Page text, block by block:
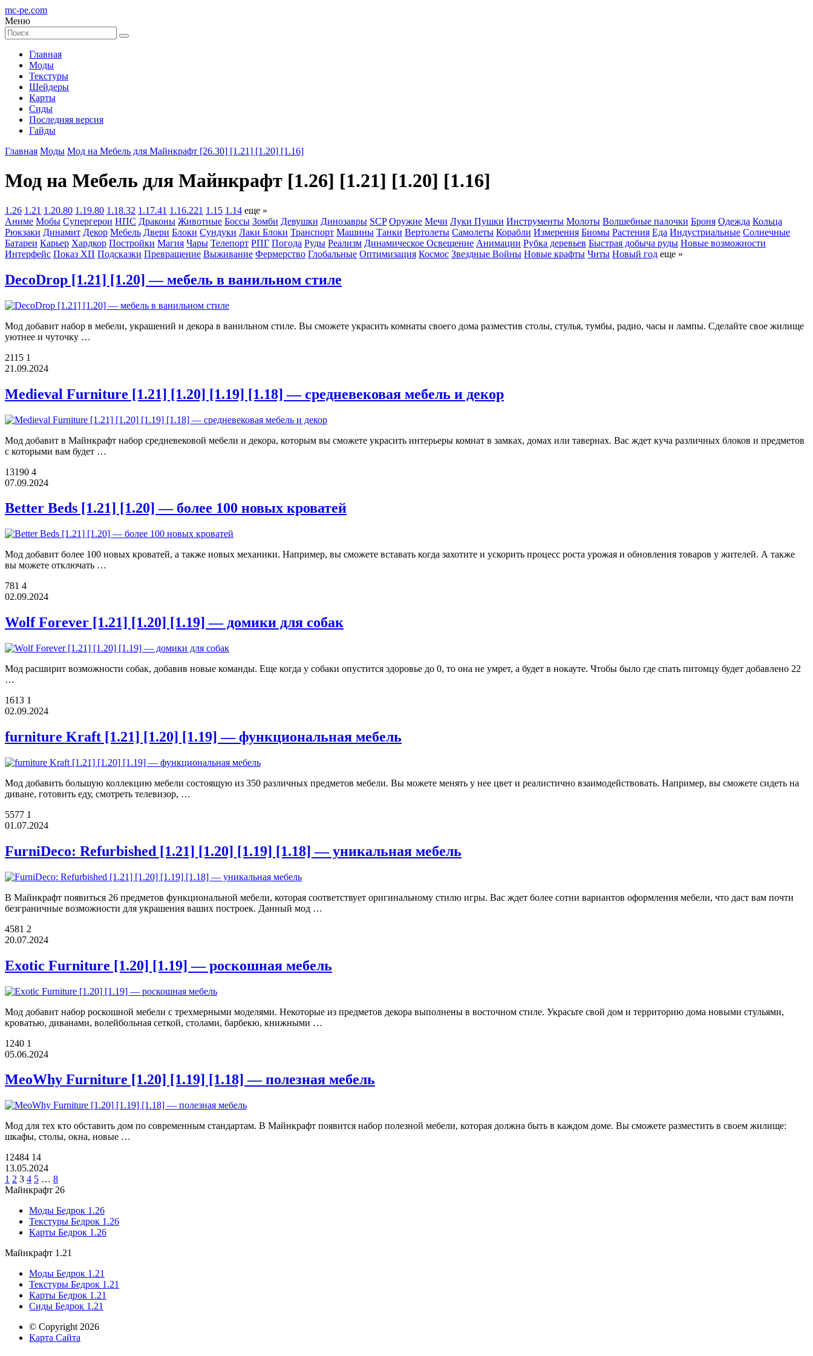
mc-pe.com
Меню
Главная
Моды
Текстуры
Шейдеры
Карты
Сиды
Последняя версия
Гайды
Главная Моды Мод на Мебель для Майнкрафт [26.30] [1.21] [1.20] [1.16]
Мод на Мебель для Майнкрафт [1.26] [1.21] [1.20] [1.16]
1.26 1.21 1.20.80 1.19.80 1.18.32 1.17.41 1.16.221 1.15 1.14 еще »
Аниме Мобы Супергерои НПС Драконы Животные Боссы Зомби Девушки Динозавры SCP Оружие Мечи Луки Пушки Инструменты Молоты Волшебные палочки Броня Одежда Кольца
Рюкзаки Динамит Декор Мебель Двери Блоки Сундуки Лаки Блоки Транспорт Машины Танки Вертолеты Самолеты Корабли Измерения Биомы Растения Еда Индустриальные Солнечные
Батареи Карьер Хардкор Постройки Магия Чары Телепорт РПГ Погода Руды Реализм Динамическое Освещение Анимации Рубка деревьев Быстрая добыча руды Новые возможности
Интерфейс Показ ХП Подсказки Превращение Выживание Фермерство Глобальные Оптимизация Космос Звездные Войны Новые крафты Читы Новый год еще »
DecoDrop [1.21] [1.20] — мебель в ванильном стиле
Мод добавит набор в мебели, украшений и декора в ванильном стиле. Вы сможете украсить комнаты своего дома разместив столы, стулья, тумбы, радио, часы и лампы. Сделайте свое жилище
уютнее и чуточку …
2115 1
21.09.2024
Medieval Furniture [1.21] [1.20] [1.19] [1.18] — средневековая мебель и декор
Мод добавит в Майнкрафт набор средневековой мебели и декора, которым вы сможете украсить интерьеры комнат в замках, домах или тавернах. Вас ждет куча различных блоков и предметов
с которыми вам будет …
13190 4
07.09.2024
Better Beds [1.21] [1.20] — более 100 новых кроватей
Мод добавит более 100 новых кроватей, а также новых механики. Например, вы сможете вставать когда захотите и ускорить процесс роста урожая и обновления товаров у жителей. А также
вы можете отключать …
781 4
02.09.2024
Wolf Forever [1.21] [1.20] [1.19] — домики для собак
Мод расширит возможности собак, добавив новые команды. Еще когда у собаки опустится здоровье до 0, то она не умрет, а будет в нокауте. Чтобы было где спать питомцу будет добавлено 22
…
1613 1
02.09.2024
furniture Kraft [1.21] [1.20] [1.19] — функциональная мебель
Мод добавить большую коллекцию мебели состоящую из 350 различных предметов мебели. Вы можете менять у нее цвет и реалистично взаимодействовать. Например, вы сможете сидеть на
диване, готовить еду, смотреть телевизор, …
5577 1
01.07.2024
FurniDeco: Refurbished [1.21] [1.20] [1.19] [1.18] — уникальная мебель
В Майнкрафт появиться 26 предметов функциональной мебели, которая соответствует оригинальному стилю игры. Вас ждет более сотни вариантов оформления мебели, что даст вам почти
безграничные возможности для украшения ваших построек. Данный мод …
4581 2
20.07.2024
Exotic Furniture [1.20] [1.19] — роскошная мебель
Мод добавит набор роскошной мебели с трехмерными моделями. Некоторые из предметов декора выполнены в восточном стиле. Украсьте свой дом и территорию дома новыми стульями,
кроватью, диванами, волейбольная сеткой, столами, барбекю, книжными …
1240 1
05.06.2024
MeoWhy Furniture [1.20] [1.19] [1.18] — полезная мебель
Мод для тех кто обставить дом по современным стандартам. В Майнкрафт появится набор полезной мебели, которая должна быть в каждом доме. Вы сможете разместить в своем жилище:
шкафы, столы, окна, новые …
12484 14
13.05.2024
1 2 3 4 5 … 8
Майнкрафт 26
Моды Бедрок 1.26
Текстуры Бедрок 1.26
Карты Бедрок 1.26
Майнкрафт 1.21
Моды Бедрок 1.21
Текстуры Бедрок 1.21
Карты Бедрок 1.21
Сиды Бедрок 1.21
© Copyright 2026
Карта Сайта